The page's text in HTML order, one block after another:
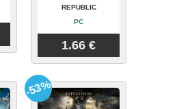
REPUBLIC
PC
1.66 €
-53%